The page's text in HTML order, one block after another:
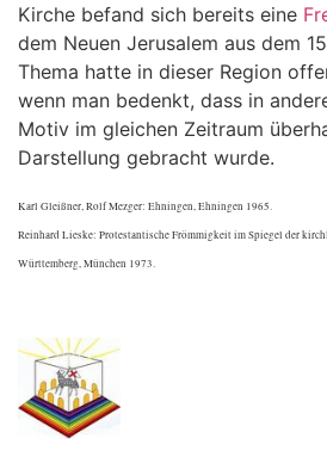
Kirche befand sich bereits eine
dem Neuen Jerusalem aus dem
Thema hatte in dieser Region
wenn man bedenkt, dass in
Motiv im gleichen Zeitraum
Darstellung gebracht wurde.
Karl Gleißner, Rolf Mezger: Ehningen, Ehningen 1965.
Reinhard Lieske: Protestantische Frömmigkeit im Spiegel der
Württemberg, München 1973.